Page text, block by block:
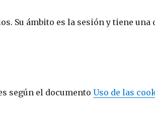
Su ámbito es la sesión y tiene una
según el documentoUso de las